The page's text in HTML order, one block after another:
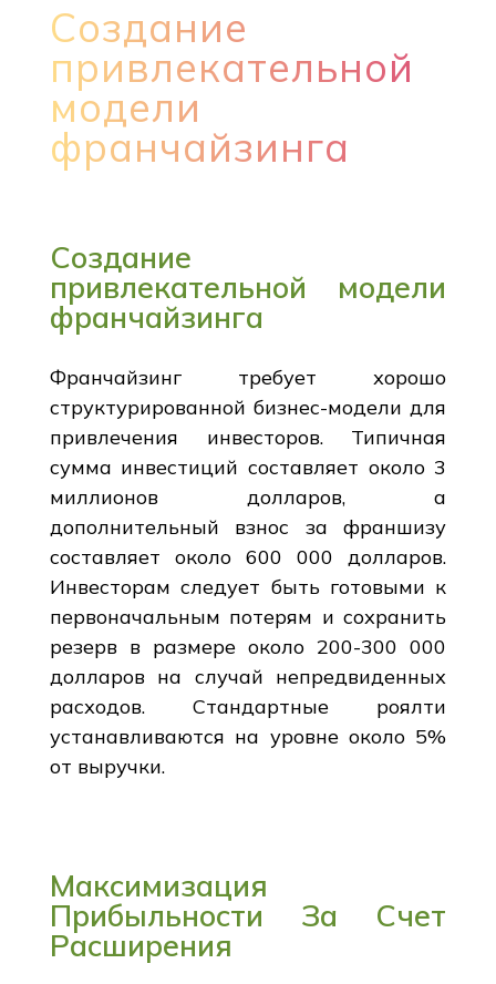
Создание
привлекательной
модели
франчайзинга
Создание
привлекательной модели
франчайзинга
Франчайзинг требует хорошо
структурированной бизнес-модели для
привлечения инвесторов. Типичная
сумма инвестиций составляет около 3
миллионов долларов, а
дополнительный взнос за франшизу
составляет около 600 000 долларов.
Инвесторам следует быть готовыми к
первоначальным потерям и сохранить
резерв в размере около 200-300 000
долларов на случай непредвиденных
расходов. Стандартные роялти
устанавливаются на уровне около 5%
от выручки.
Максимизация
Прибыльности За Счет
Расширения